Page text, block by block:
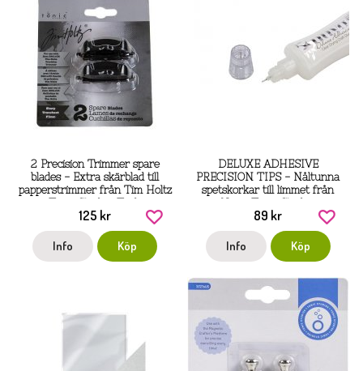
2 Precision Trimmer spare
blades - Extra skärblad till
papperstrimmer från Tim Holtz
125 kr
Info Köp
DELUXE ADHESIVE
PRECISION TIPS - Nåltunna
spetskorkar till limmet från
89 kr
Info Köp